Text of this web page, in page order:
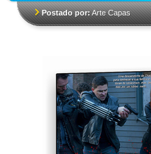
Postado por:Arte Capas